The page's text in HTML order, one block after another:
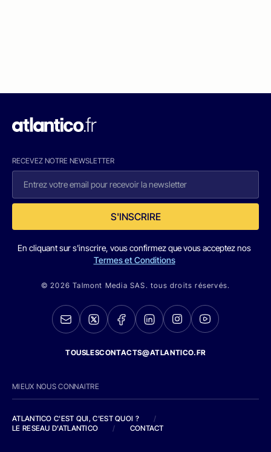
RECEVEZ NOTRE NEWSLETTER
S'INSCRIRE
En cliquant sur s'inscrire, vous confirmez que vous acceptez nos
Termes et Conditions
© 2026 Talmont Media SAS. tous droits réservés.
TOUSLESCONTACTS@ATLANTICO.FR
MIEUX NOUS CONNAITRE
ATLANTICO C'EST QUI, C'EST QUOI ?
/
LE RESEAU D'ATLANTICO
/ CONTACT